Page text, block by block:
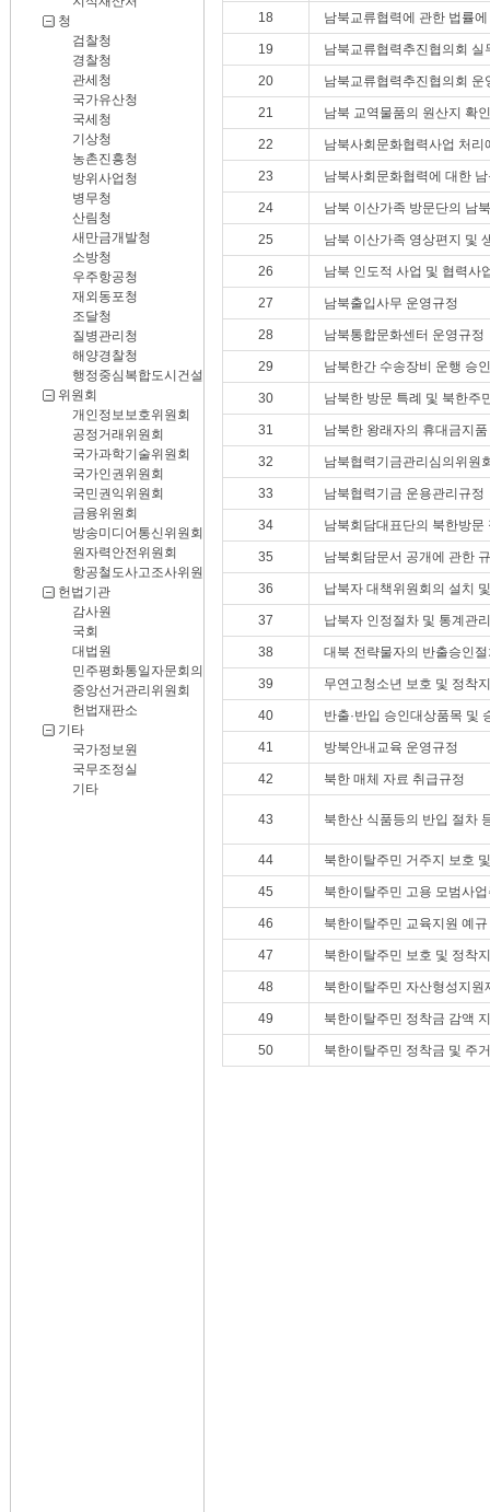
청
검찰청
경찰청
관세청
국가유산청
국세청
기상청
농촌진흥청
방위사업청
병무청
산림청
새만금개발청
소방청
우주항공청
재외동포청
조달청
질병관리청
해양경찰청
행정중심복합도시건설청
위원회
개인정보보호위원회
공정거래위원회
국가과학기술위원회
국가인권위원회
국민권익위원회
금융위원회
방송미디어통신위원회
원자력안전위원회
항공철도사고조사위원회
헌법기관
감사원
국회
대법원
민주평화통일자문회의
중앙선거관리위원회
헌법재판소
기타
국가정보원
국무조정실
기타
18 남북교류협력에 관한 법률
19 남북교류협력추진협의회 실
20 남북교류협력추진협의회 운
21 남북 교역물품의 원산지 확
22 남북사회문화협력사업 처리
23 남북사회문화협력에 대한
24 남북 이산가족 방문단의 남
25 남북 이산가족 영상편지 및
26 남북 인도적 사업 및 협력사
27 남북출입사무 운영규정
28 남북통합문화센터 운영규정
29 남북한간 수송장비 운행 승
30 남북한 방문 특례 및 북한주
31 남북한 왕래자의 휴대금지
32 남북협력기금관리심의위원
33 남북협력기금 운용관리규정
34 남북회담대표단의 북한방문
35 남북회담문서 공개에 관한
36 납북자 대책위원회의 설치
37 납북자 인정절차 및 통계관
38 대북 전략물자의 반출승인
39 무연고청소년 보호 및 정착
40 반출·반입 승인대상품목 및
41 방북안내교육 운영규정
42 북한 매체 자료 취급규정
43 북한산 식품등의 반입 절차
44 북한이탈주민 거주지 보호
45 북한이탈주민 고용 모범사
46 북한이탈주민 교육지원 예규
47 북한이탈주민 보호 및 정착
48 북한이탈주민 자산형성지
49 북한이탈주민 정착금 감액
50 북한이탈주민 정착금 및 주